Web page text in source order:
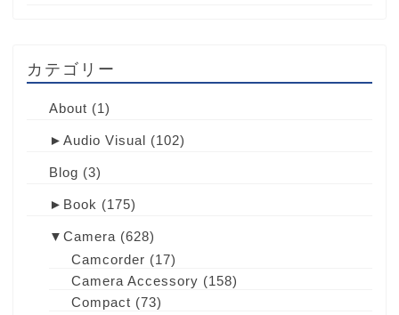
カテゴリー
About (1)
► Audio Visual (102)
Blog (3)
► Book (175)
▼ Camera (628)
Camcorder (17)
Camera Accessory (158)
Compact (73)